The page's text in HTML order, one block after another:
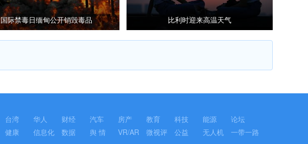
国际禁毒日缅甸公开销毁毒品 比利时迎来高温天气
台湾 华人 财经 汽车 房产 教育 科技 能源
论坛
健康 信息化 数据 舆 情 VR/AR 微视评 公益 无人机 一带一路